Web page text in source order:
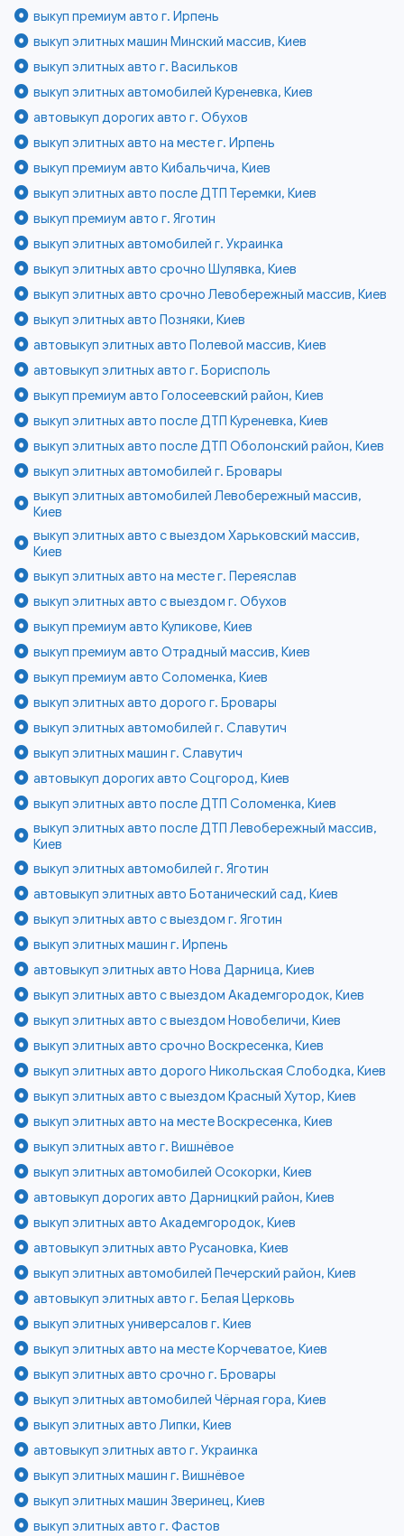
выкуп премиум авто г. Ирпень
выкуп элитных машин Минский массив, Киев
выкуп элитных авто г. Васильков
выкуп элитных автомобилей Куреневка, Киев
автовыкуп дорогих авто г. Обухов
выкуп элитных авто на месте г. Ирпень
выкуп премиум авто Кибальчича, Киев
выкуп элитных авто после ДТП Теремки, Киев
выкуп премиум авто г. Яготин
выкуп элитных автомобилей г. Украинка
выкуп элитных авто срочно Шулявка, Киев
выкуп элитных авто срочно Левобережный массив, Киев
выкуп элитных авто Позняки, Киев
автовыкуп элитных авто Полевой массив, Киев
автовыкуп элитных авто г. Борисполь
выкуп премиум авто Голосеевский район, Киев
выкуп элитных авто после ДТП Куреневка, Киев
выкуп элитных авто после ДТП Оболонский район, Киев
выкуп элитных автомобилей г. Бровары
выкуп элитных автомобилей Левобережный массив,
Киев
выкуп элитных авто с выездом Харьковский массив,
Киев
выкуп элитных авто на месте г. Переяслав
выкуп элитных авто с выездом г. Обухов
выкуп премиум авто Куликове, Киев
выкуп премиум авто Отрадный массив, Киев
выкуп премиум авто Соломенка, Киев
выкуп элитных авто дорого г. Бровары
выкуп элитных автомобилей г. Славутич
выкуп элитных машин г. Славутич
автовыкуп дорогих авто Соцгород, Киев
выкуп элитных авто после ДТП Соломенка, Киев
выкуп элитных авто после ДТП Левобережный массив,
Киев
выкуп элитных автомобилей г. Яготин
автовыкуп элитных авто Ботанический сад, Киев
выкуп элитных авто с выездом г. Яготин
выкуп элитных машин г. Ирпень
автовыкуп элитных авто Нова Дарница, Киев
выкуп элитных авто с выездом Академгородок, Киев
выкуп элитных авто с выездом Новобеличи, Киев
выкуп элитных авто срочно Воскресенка, Киев
выкуп элитных авто дорого Никольская Слободка, Киев
выкуп элитных авто с выездом Красный Хутор, Киев
выкуп элитных авто на месте Воскресенка, Киев
выкуп элитных авто г. Вишнёвое
выкуп элитных автомобилей Осокорки, Киев
автовыкуп дорогих авто Дарницкий район, Киев
выкуп элитных авто Академгородок, Киев
автовыкуп элитных авто Русановка, Киев
выкуп элитных автомобилей Печерский район, Киев
автовыкуп элитных авто г. Белая Церковь
выкуп элитных универсалов г. Киев
выкуп элитных авто на месте Корчеватое, Киев
выкуп элитных авто срочно г. Бровары
выкуп элитных автомобилей Чёрная гора, Киев
выкуп элитных авто Липки, Киев
автовыкуп элитных авто г. Украинка
выкуп элитных машин г. Вишнёвое
выкуп элитных машин Зверинец, Киев
выкуп элитных авто г. Фастов